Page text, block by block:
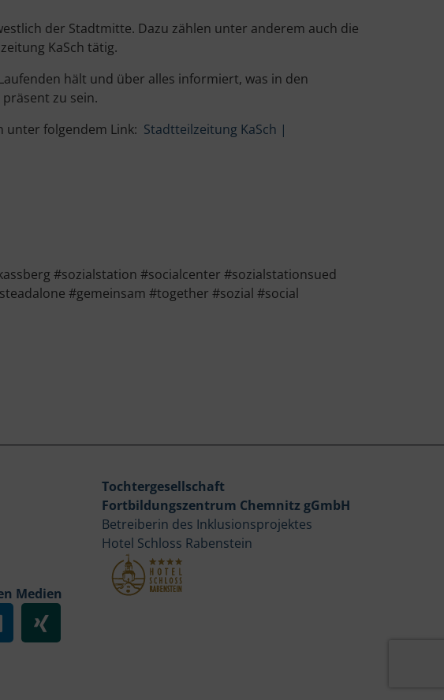
der Stadtmitte. Dazu zählen unter anderem auch die
KaSch tätig.
hält und über alles informiert, was in den
zu sein.
unter folgendem Link: Stadtteilzeitung KaSch |
#sozialstation #socialcenter #sozialstationsued
#gemeinsam #together #sozial #social
Medien
Tochtergesellschaft
Fortbildungszentrum Chemnitz gGmbH
Betreiberin des Inklusionsprojektes
Hotel Schloss Rabenstein